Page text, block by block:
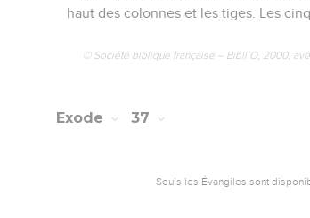
haut des colonnes et les tiges. Les
© Société biblique française – Bibli’O, 2000,
Exode 37
Seuls les Évangiles sont